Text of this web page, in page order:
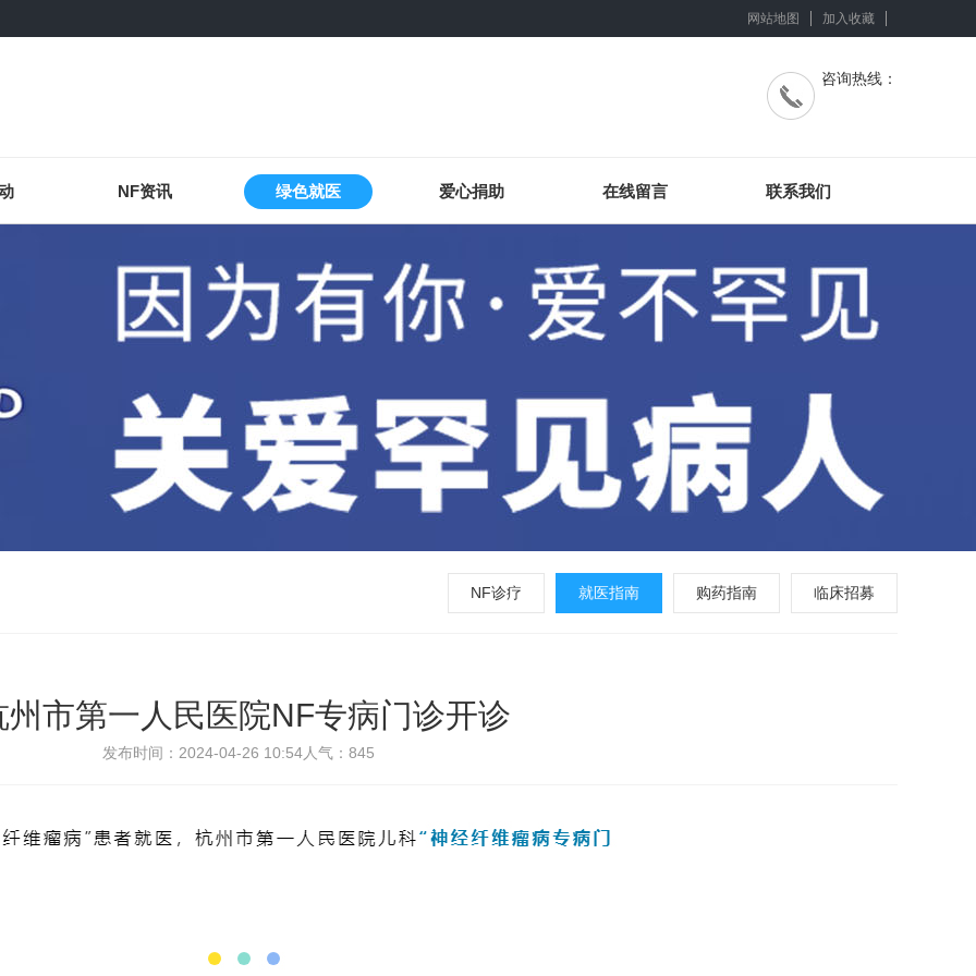
网站地图 加入收藏
咨询热线：
NF资讯 绿色就医 爱心捐助 在线留言 联系我们
NF诊疗 就医指南 购药指南 临床招募
州市第一人民医院NF专病门诊开诊
发布时间：2024-04-26 10:54人气： 845